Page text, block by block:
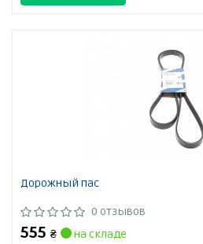
Дорожный пас
0 отзывов
555 ₴
на складе